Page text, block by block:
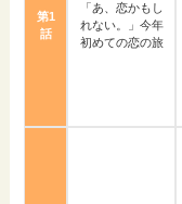
第1
話
「あ、恋かもし
れない。」今年
初めての恋の旅